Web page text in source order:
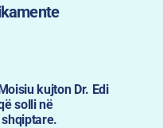
kujton Dr. Edi
solli në